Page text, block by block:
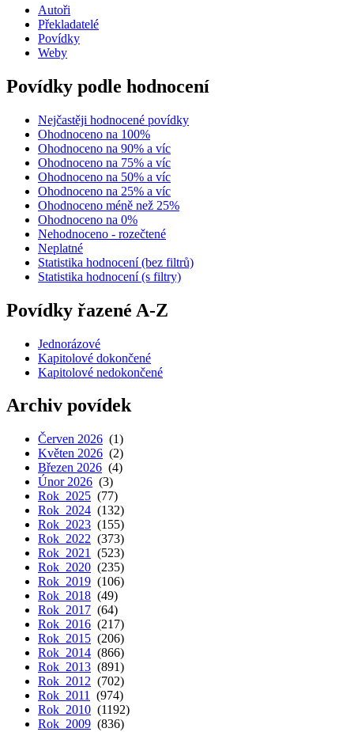
Autoři
Překladatelé
Povídky
Weby
Povídky podle hodnocení
Nejčastěji hodnocené povídky
Ohodnoceno na 100%
Ohodnoceno na 90% a víc
Ohodnoceno na 75% a víc
Ohodnoceno na 50% a víc
Ohodnoceno na 25% a víc
Ohodnoceno méně než 25%
Ohodnoceno na 0%
Nehodnoceno - rozečtené
Neplatné
Statistika hodnocení (bez filtrů)
Statistika hodnocení (s filtry)
Povídky řazené A-Z
Jednorázové
Kapitolové dokončené
Kapitolové nedokončené
Archiv povídek
Červen 2026 (1)
Květen 2026 (2)
Březen 2026 (4)
Únor 2026 (3)
Rok 2025 (77)
Rok 2024 (132)
Rok 2023 (155)
Rok 2022 (373)
Rok 2021
(523)
Rok 2020 (235)
Rok 2019 (106)
Rok 2018 (49)
Rok 2017 (64)
Rok 2016 (217)
Rok 2015 (206)
Rok 2014 (866)
Rok 2013 (891)
Rok 2012 (702)
Rok 2011
(974)
Rok 2010 (1192)
Rok 2009 (836)